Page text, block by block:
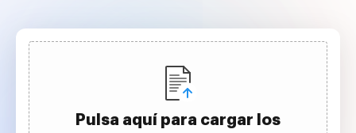
Pulsa aquí para cargar los